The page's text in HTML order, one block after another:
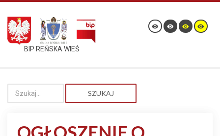
BIP REŃSKA WIEŚ
SZUKAJ